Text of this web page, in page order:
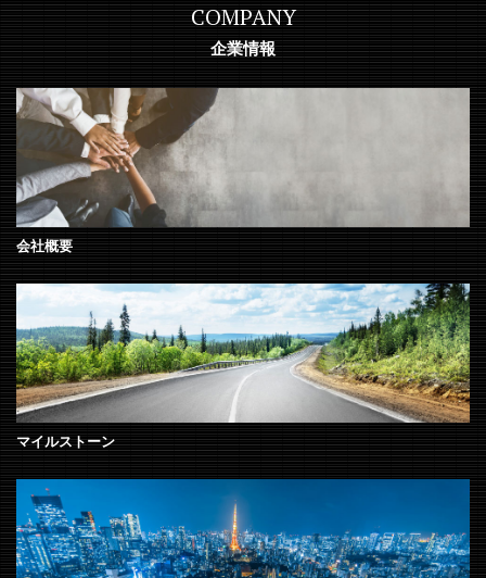
COMPANY
企業情報
会社概要
マイルストーン